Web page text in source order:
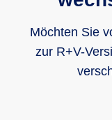
zum
enthalten.
Mit diesem
profitieren
Ausland im
Möchten Sie
zur R+V-